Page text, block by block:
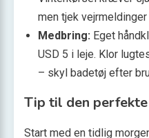
men tjek
Medbring: Eget
USD 5 i leje. Klor
– skyl badetøj efter
Tip til den
Start med en tidlig